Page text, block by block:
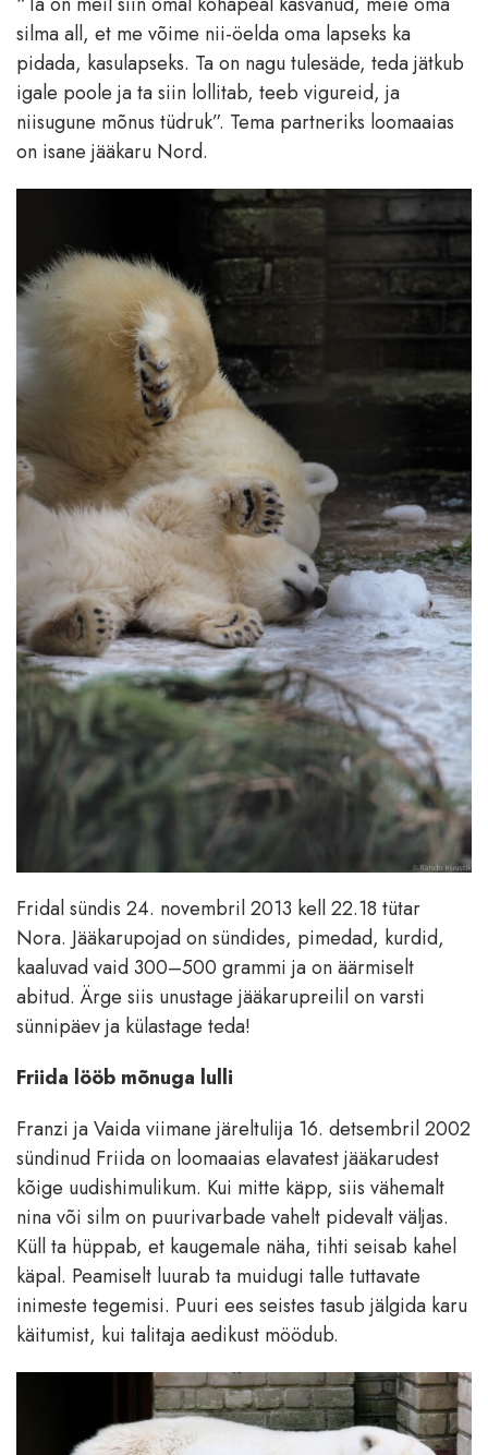
silma all, et me võime nii-öelda oma lapseks ka
pidada, kasulapseks. Ta on nagu tulesäde, teda jätkub
igale poole ja ta siin lollitab, teeb vigureid, ja
niisugune mõnus tüdruk”. Tema partneriks loomaaias
on isane jääkaru Nord.
Fridal sündis 24. novembril 2013 kell 22.18 tütar
Nora. Jääkarupojad on sündides, pimedad, kurdid,
kaaluvad vaid 300–500 grammi ja on äärmiselt
abitud. Ärge siis unustage jääkarupreilil on varsti
sünnipäev ja külastage teda!
Friida lööb mõnuga lulli
Franzi ja Vaida viimane järeltulija 16. detsembril 2002
sündinud Friida on loomaaias elavatest jääkarudest
kõige uudishimulikum. Kui mitte käpp, siis vähemalt
nina või silm on puurivarbade vahelt pidevalt väljas.
Küll ta hüppab, et kaugemale näha, tihti seisab kahel
käpal. Peamiselt luurab ta muidugi talle tuttavate
inimeste tegemisi. Puuri ees seistes tasub jälgida karu
käitumist, kui talitaja aedikust möödub.